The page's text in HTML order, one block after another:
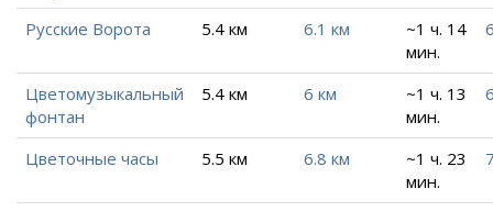
Русские Ворота 5.4 км 6.1 км
~1 ч. 14
мин.
Цветомузыкальный
фонтан
5.4 км 6 км
~1 ч. 13
мин.
Цветочные часы 5.5 км 6.8 км
~1 ч. 23
мин.